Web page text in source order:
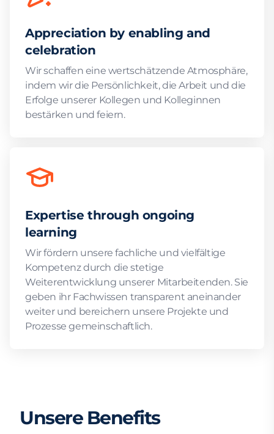
Appreciation by enabling and
celebration
Wir schaffen eine wertschätzende Atmosphäre,
indem wir die Persönlichkeit, die Arbeit und die
Erfolge unserer Kollegen und Kolleginnen
bestärken und feiern.
Expertise through ongoing
learning
Wir fördern unsere fachliche und vielfältige
Kompetenz durch die stetige
Weiterentwicklung unserer Mitarbeitenden. Sie
geben ihr Fachwissen transparent aneinander
weiter und bereichern unsere Projekte und
Prozesse gemeinschaftlich.
Unsere Benefits